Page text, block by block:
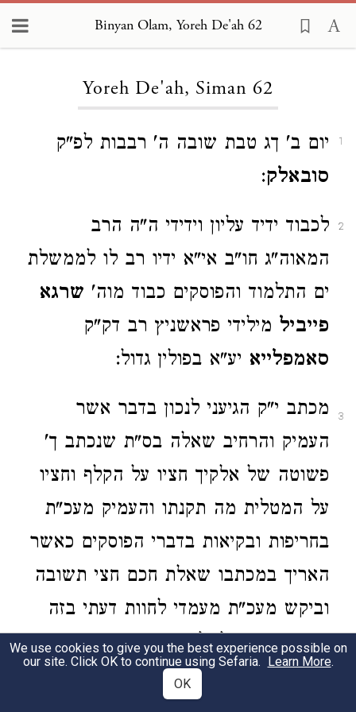
Binyan Olam, Yoreh De'ah 62
Yoreh De'ah, Siman 62
1
יום ב' ךג טבת שובה ה' רבבות לפ"ק
סובאלק:
2
לכבוד ידיד עליון וידידי ה"ה הרב
המאוה"ג חו"ב אי"א ידיו רב לו לממשלת
ים התלמוד והפוסקים כבוד מוה' שרגא
פייביל מילידי פראשניץ רב דק"ק
סאמפלייא יע"א בפולין גדול:
3
מכתב י"ק הגיעני לנכון בדבר אשר
העמיק והרחיב שאלה בס"ת שנכתב ך'
פשוטה של אלקיך חציו על הקלף וחציו
על המטלית מה תקנתו והעמיק מעכ"ת
בחריפות ובקיאות בדברי הפוסקים כאשר
האריך במכתבו שאלת חכם חצי תשובה
וביקש מעכ"ת מעמדי לחוות דעתי בזה
הגם כי קשה לי להורות במקומות
הרחוקים אך למען אהבת מעכת"ה שלא
We use cookies to give you the best experience possible on
our site. Click OK to continue using Sefaria. Learn More.
OK